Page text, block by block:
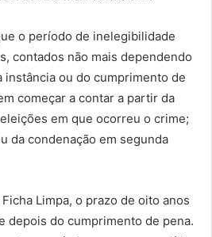
o período de inelegibilidade
contados não mais dependendo
instância ou do cumprimento de
começar a contar a partir da
em que ocorreu o crime;
da condenação em segunda
Limpa, o prazo de oito anos
depois do cumprimento de pena.